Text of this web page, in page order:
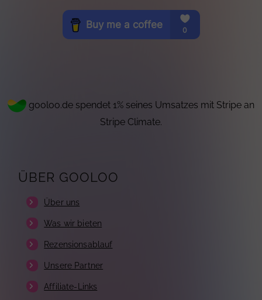
gooloo.de spendet 1% seines Umsatzes mit Stripe an
Stripe Climate.
ÜBER GOOLOO
Über uns
Was wir bieten
Rezensionsablauf
Unsere Partner
Affiliate-Links